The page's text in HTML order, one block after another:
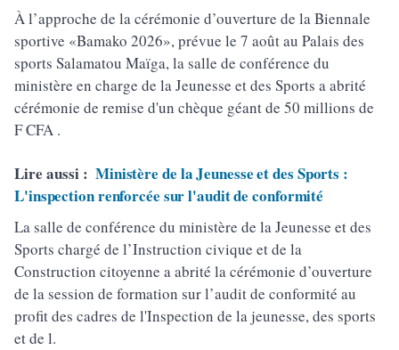
À l’approche de la cérémonie d’ouverture de la Biennale
sportive «Bamako 2026», prévue le 7 août au Palais des
sports Salamatou Maïga, la salle de conférence du
ministère en charge de la Jeunesse et des Sports a abrité
cérémonie de remise d'un chèque géant de 50 millions de
F CFA .
Lire aussi : Ministère de la Jeunesse et des Sports :
L'inspection renforcée sur l'audit de conformité
La salle de conférence du ministère de la Jeunesse et des
Sports chargé de l’Instruction civique et de la
Construction citoyenne a abrité la cérémonie d’ouverture
de la session de formation sur l’audit de conformité au
profit des cadres de l'Inspection de la jeunesse, des sports
et de l.